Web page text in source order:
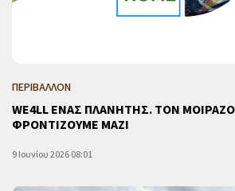
ΠΕΡΙΒΑΛΛΟΝ
WE4LL ΕΝΑΣ ΠΛΑΝΗΤΗΣ. ΤΟΝ
ΦΡΟΝΤΙΖΟΥΜΕ ΜΑΖΙ
9 Ιουνίου 2026 08:01